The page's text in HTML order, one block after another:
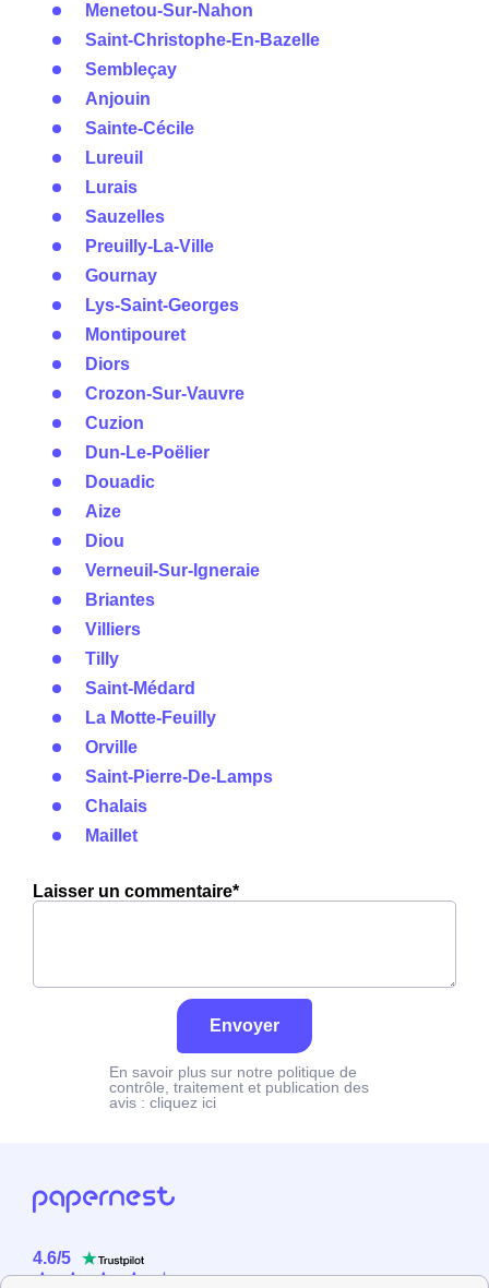
Menetou-Sur-Nahon
Saint-Christophe-En-Bazelle
Sembleçay
Anjouin
Sainte-Cécile
Lureuil
Lurais
Sauzelles
Preuilly-La-Ville
Gournay
Lys-Saint-Georges
Montipouret
Diors
Crozon-Sur-Vauvre
Cuzion
Dun-Le-Poëlier
Douadic
Aize
Diou
Verneuil-Sur-Igneraie
Briantes
Villiers
Tilly
Saint-Médard
La Motte-Feuilly
Orville
Saint-Pierre-De-Lamps
Chalais
Maillet
Laisser un commentaire*
Envoyer
En savoir plus sur notre politique de
contrôle, traitement et publication des
avis : cliquez ici
4.6/5